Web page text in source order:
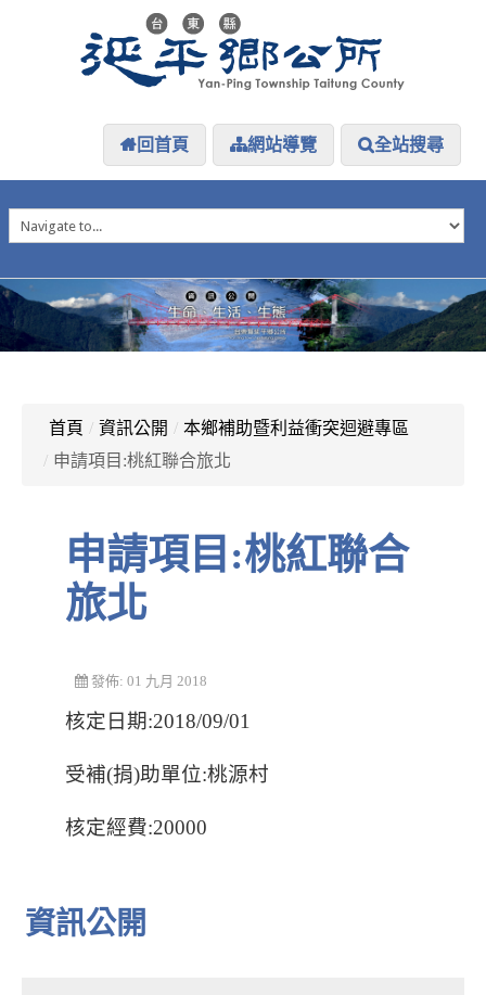
回首頁 網站導覽 全站搜尋
延平介紹
防災專區
資訊公開
探索延平
首頁 / 資訊公開 / 本鄉補助暨利益衝突迴避專區
/ 申請項目:桃紅聯合旅北
申請項目:桃紅聯合
旅北
發佈: 01 九月 2018
核定日期:2018/09/01
受補(捐)助單位:桃源村
核定經費:20000
資訊公開